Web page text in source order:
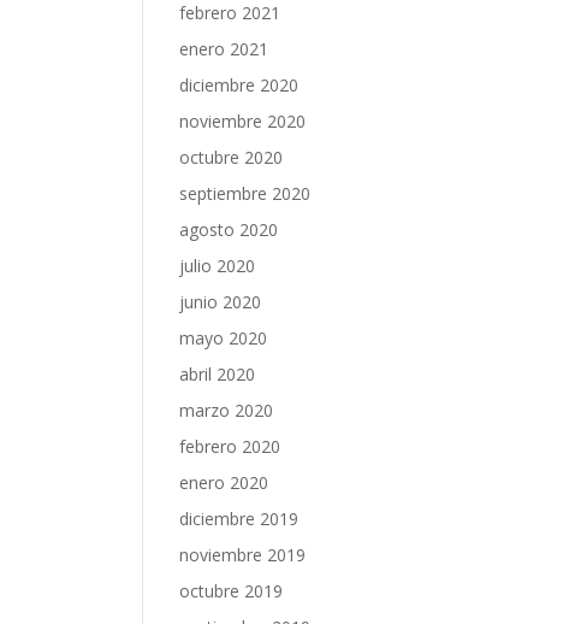
febrero 2021
enero 2021
diciembre 2020
noviembre 2020
octubre 2020
septiembre 2020
agosto 2020
julio 2020
junio 2020
mayo 2020
abril 2020
marzo 2020
febrero 2020
enero 2020
diciembre 2019
noviembre 2019
octubre 2019